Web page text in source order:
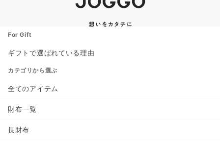
For Gift
ギフトで選ばれている理由
カテゴリから選ぶ
全てのアイテム
財布一覧
長財布